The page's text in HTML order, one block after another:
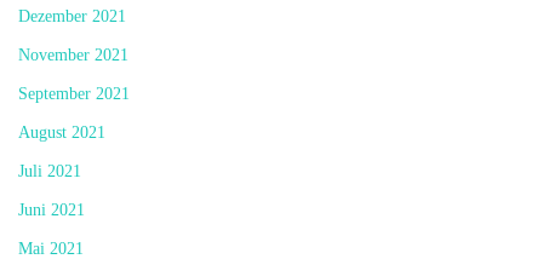
Dezember 2021
November 2021
September 2021
August 2021
Juli 2021
Juni 2021
Mai 2021